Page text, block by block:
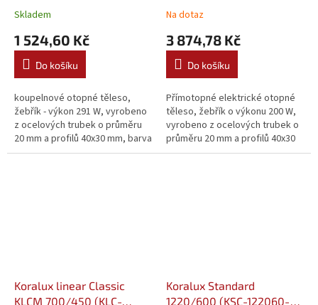
00-10)
Skladem
1 524,60 Kč
Do košíku
koupelnové otopné těleso,
žebřík - výkon 291 W, vyrobeno
z ocelových trubek o průměru
20 mm a profilů 40x30 mm, barva
bílá
070060-00E10)
Na dotaz
3 874,78 Kč
Do košíku
Přímotopné elektrické otopné
těleso, žebřík o výkonu 200 W,
vyrobeno z ocelových trubek o
průměru 20 mm a profilů 40x30
mm, barva bílá
Koralux linear Classic
KLCM 700/450 (KLC-
Koralux Standard
1220/600 (KSC-122060-